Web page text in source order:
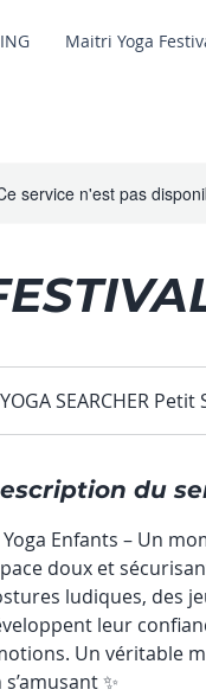
Maitri Yoga
service n'est pas
YOGA SEARCHER Petit
du
Yoga Enfants – Un
doux et
ludiques, des
leur
Un véritable
s’amusant ✨